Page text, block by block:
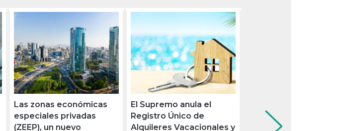
Las zonas económicas
especiales privadas
(ZEEP), un nuevo
El Supremo anula el
Registro Único de
Alquileres Vacacionales y
abandona los servicios
vinculados y reordena